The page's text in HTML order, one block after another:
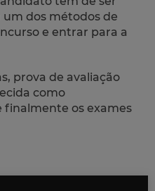
dos métodos de
e entrar para a
prova de avaliação
como
finalmente os exames